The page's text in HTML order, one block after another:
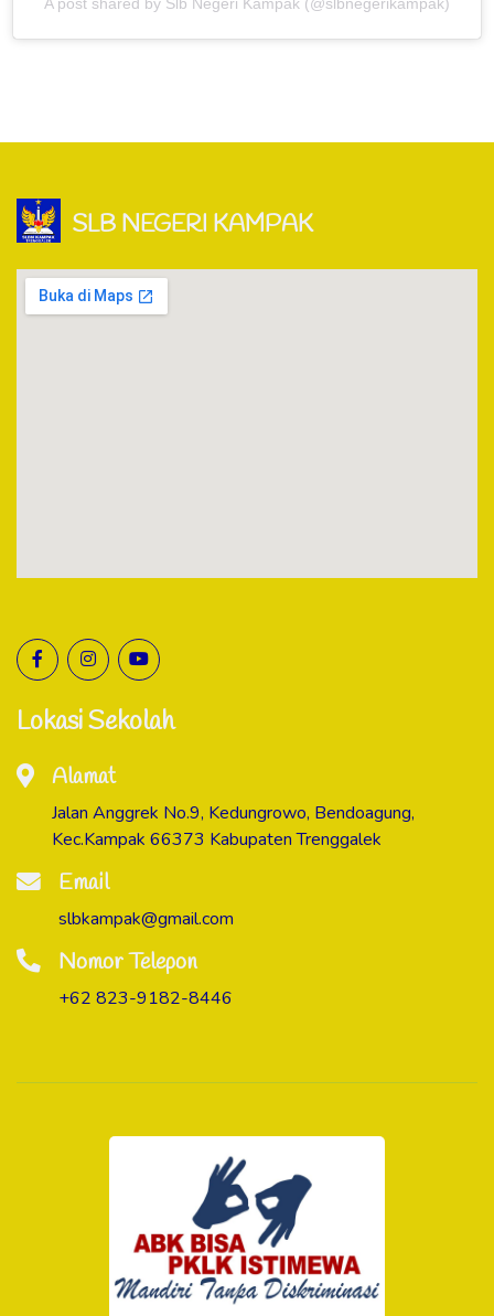
A post shared by Slb Negeri Kampak (@slbnegerikampak)
SLB NEGERI KAMPAK
Lokasi Sekolah
Alamat
Jalan Anggrek No.9, Kedungrowo, Bendoagung,
Kec.Kampak 66373 Kabupaten Trenggalek
Email
slbkampak@gmail.com
Nomor Telepon
+62 823-9182-8446